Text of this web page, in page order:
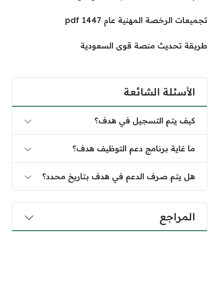
تجميعات الرخصة المهنية عام 1447 pdf
طريقة تحديث منصة قوى السعودية
الأسئلة الشائعة
كيف يتم التسجيل في هدف؟
ما غاية برنامج دعم التوظيف هدف؟
هل يتم صرف الدعم في هدف بتاريخ محدد؟
المراجع